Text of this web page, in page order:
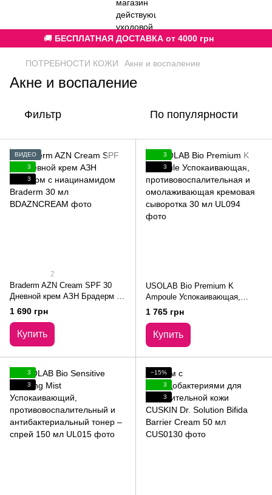
🚚 БЕСПЛАТНАЯ ДОСТАВКА от 4000 грн
ПОТРЕБНОСТИ КОЖИ Акне и воспаление
Акне и воспаление
Фильтр По популярности
ВИДЕО
3
3
2
Braderm AZN Cream SPF 30
Дневной крем АЗН Брадерм с
ниацинамидом Braderm 30 мл
1 690 грн
Купить
3
3
USOLAB Bio Premium K
Ampoule Успокаивающая,
противовоспалительная и
омолаживающая кремовая
сыворотка 30 мл
1 765 грн
Купить
3
3
−15%
3
3